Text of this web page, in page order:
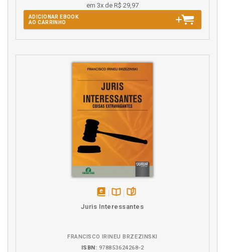
em 3x de R$ 29,97
ADICIONAR EBOOK
AO CARRINHO
Juris Interessantes
FRANCISCO IRINEU BRZEZINSKI
ISBN: 978853624268-2